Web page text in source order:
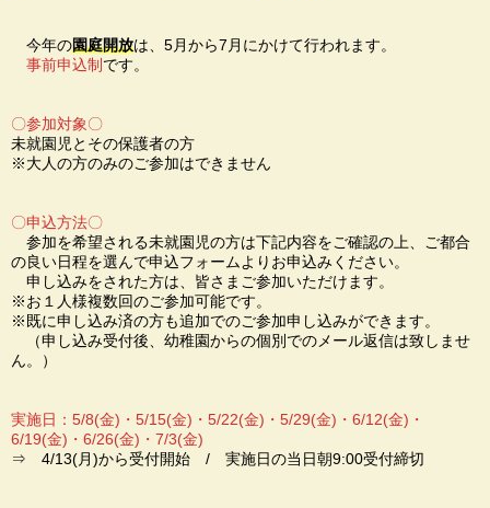
今年の園庭開放は、5月から7月にかけて行われます。
事前申込制 です。
〇参加対象〇
未就園児とその保護者の方
※大人の方のみのご参加はできません
〇申込方法〇
参加を希望される未就園児の方は下記内容をご確認の上、ご都合
の良い日程を選んで申込フォームよりお申込みください。
申し込みをされた方は、皆さまご参加いただけます。
※お１人様複数回のご参加可能です。
※既に申し込み済の方も追加でのご参加申し込みができます。
（申し込み受付後、幼稚園からの個別でのメール返信は致しませ
ん。）
実施日：5/8(金)・5/15(金)・5/22(金)・5/29(金)・6/12(金)・
6/19(金)・6/26(金)・7/3(金)
⇒ 4/13(月)から受付開始 / 実施日の当日朝9:00受付締切